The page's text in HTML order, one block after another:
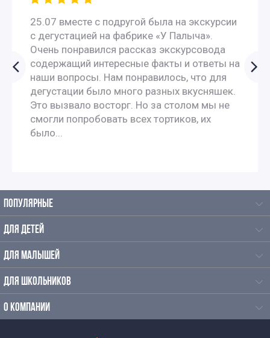
25.07 вместе с подругой была на экскурсии
с дегустацией на фабрике «У Палыча».
Очень понравился рассказ экскурсовода
содержащий интересные факты и ответы на
наши вопросы. Нам понравилось, что для
дегустации было много разных вкусняшек.
Это вызвало восторг. Но за столом мы не
смогли попробовать всех тортиков, их
было...
ПОПУЛЯРНЫЕ
ДЛЯ ДЕТЕЙ
ДЛЯ МАЛЫШЕЙ
ДЛЯ ШКОЛЬНИКОВ
О КОМПАНИИ